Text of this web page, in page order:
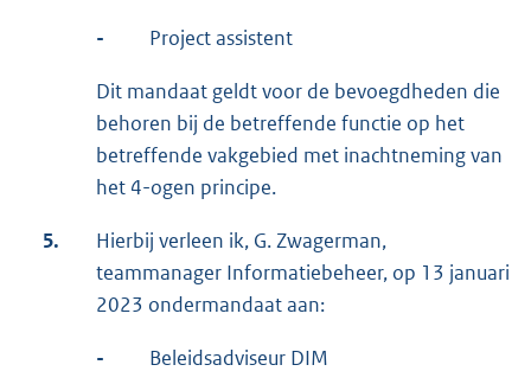
- Project assistent
Dit mandaat geldt voor de bevoegdheden die
behoren bij de betreffende functie op het
betreffende vakgebied met inachtneming van
het 4-ogen principe.
5.
Hierbij verleen ik, G. Zwagerman,
teammanager Informatiebeheer, op 13 januari
2023 ondermandaat aan:
- Beleidsadviseur DIM